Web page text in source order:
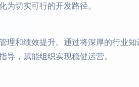
切实可行的开发路径。
和绩效提升。通过将深厚的行业
，赋能组织实现稳健运营。